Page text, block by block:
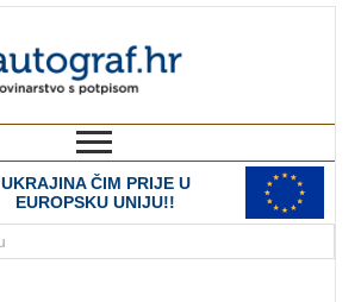
UKRAJINA ČIM PRIJE U
EUROPSKU UNIJU!!